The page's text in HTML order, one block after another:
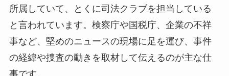
所属していて、とくに司法クラブを担当している
と言われています。検察庁や国税庁、企業の不祥
事など、堅めのニュースの現場に足を運び、事件
の経緯や捜査の動きを取材して伝えるのが主な仕